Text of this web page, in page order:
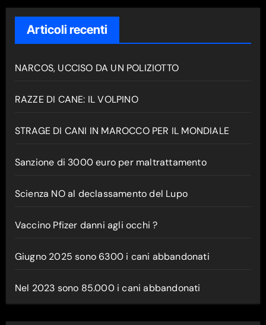
Articoli recenti
NARCOS, UCCISO DA UN POLIZIOTTO
RAZZE DI CANE: IL VOLPINO
STRAGE DI CANI IN MAROCCO PER IL MONDIALE
Sanzione di 3000 euro per maltrattamento
Scienza NO al declassamento del Lupo
Vaccino Pfizer danni agli occhi ?
Giugno 2025 sono 6300 i cani abbandonati
Nel 2023 sono 85.000 i cani abbandonati